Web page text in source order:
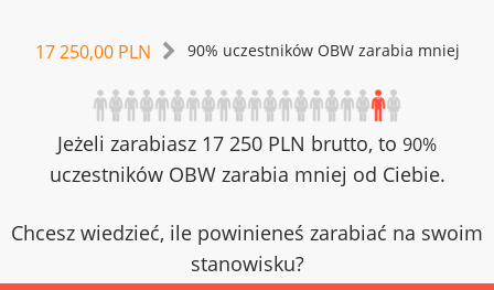
17 250,00 PLN 90% uczestników OBW zarabia mniej
Jeżeli zarabiasz 17 250 PLN brutto, to 90%
uczestników OBW zarabia mniej od Ciebie.
Chcesz wiedzieć, ile powinieneś zarabiać na swoim
stanowisku?